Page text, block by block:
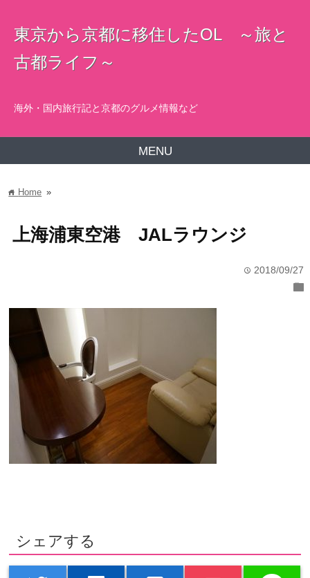
東京から京都に移住したOL ～旅と
古都ライフ～
海外・国内旅行記と京都のグルメ情報など
MENU
home Home »
上海浦東空港 JALラウンジ
time 2018/09/27
folder
シェアする